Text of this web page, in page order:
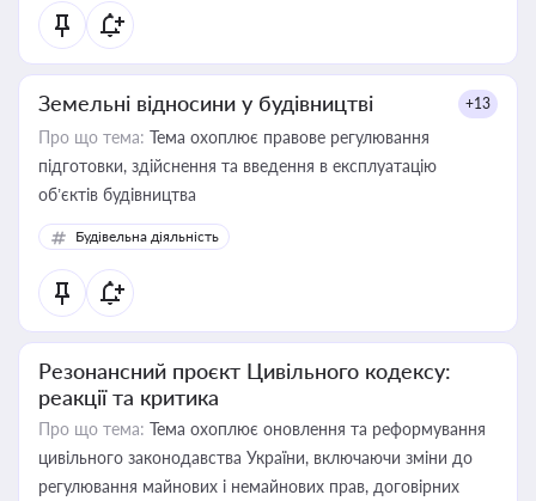
Земельні відносини у будівництві +13
Про що тема: Тема охоплює правове регулювання
підготовки, здійснення та введення в експлуатацію
об’єктів будівництва
Будівельна діяльність
Резонансний проєкт Цивільного кодексу:
реакції та критика
Про що тема: Тема охоплює оновлення та реформування
цивільного законодавства України, включаючи зміни до
регулювання майнових і немайнових прав, договірних